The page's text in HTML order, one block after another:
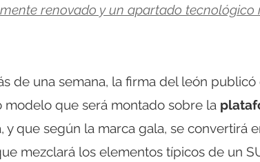
renovado y un apartado tecnológico
de una semana, la firma del león publicó
modelo que será montado sobre la
y que según la marca gala, se convertirá
mezclará los elementos típicos de un